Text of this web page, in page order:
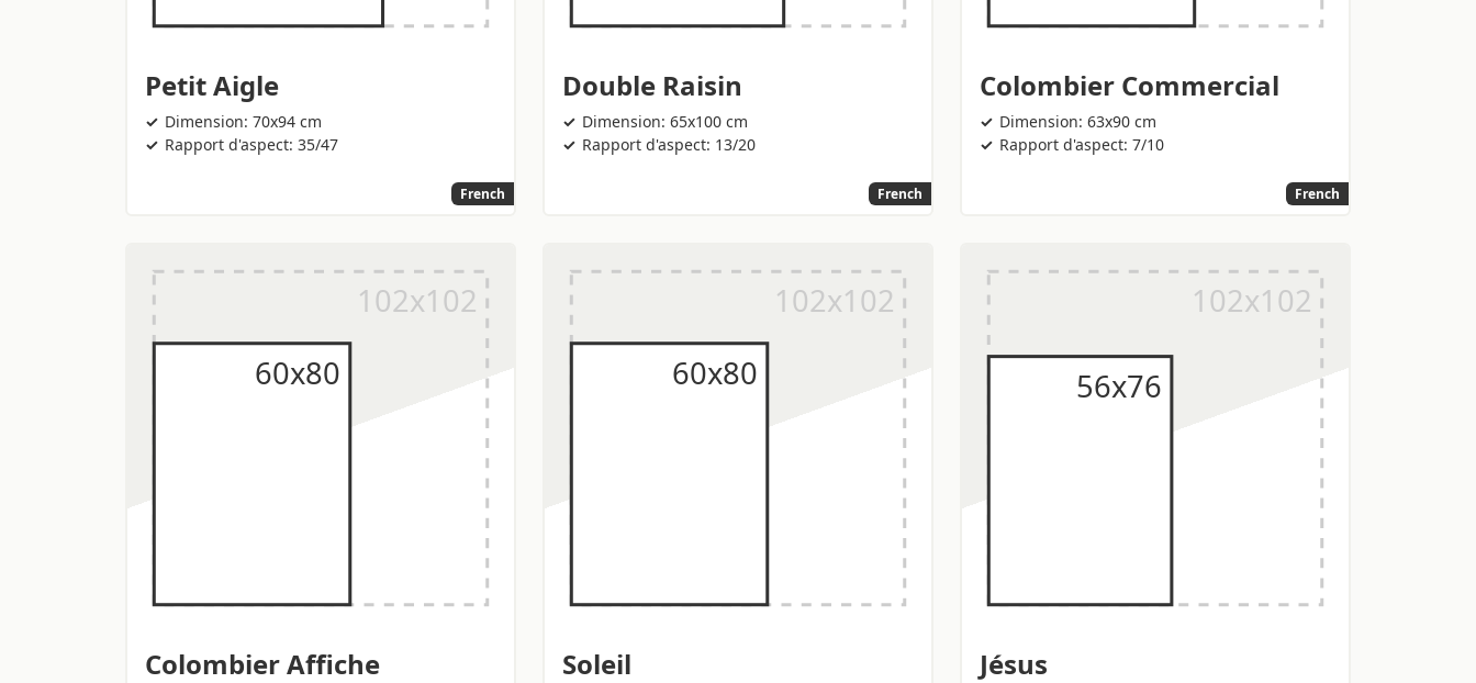
Petit Aigle
Dimension: 70x94 cm
Rapport d'aspect: 35/47
French
Double Raisin
Dimension: 65x100 cm
Rapport d'aspect: 13/20
French
Colombier Commercial
Dimension: 63x90 cm
Rapport d'aspect: 7/10
French
Colombier Affiche Soleil Jésus